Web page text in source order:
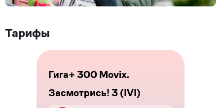
Тарифы
Гига+ 300 Movix.
Засмотрись! 3 (IVI)